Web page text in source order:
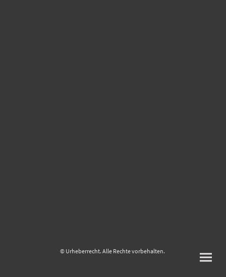
© Urheberrecht. Alle Rechte vorbehalten.